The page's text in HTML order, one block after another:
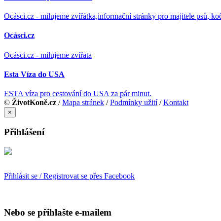
Ocásci.cz - milujeme zvířátka,informační stránky pro majitele psů,
Ocásci.cz
Ocásci.cz - milujeme zvířata
Esta Víza do USA
ESTA víza pro cestování do USA za pár minut.
© ŽivotKoně.cz /Mapa stránek /Podmínky užití/Kontakt
×
Přihlášení
Přihlásit se / Registrovat se přes Facebook
Nebo se přihlašte e-mailem